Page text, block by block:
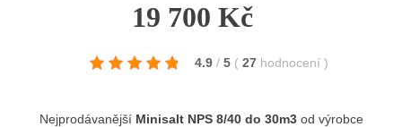
19 700 Kč
4.9 / 5 ( 27 hodnocení )
Nejprodávanější Minisalt NPS 8/40 do 30m3od výrobce